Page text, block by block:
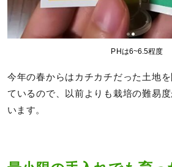
PHは6~6.5程度
今年の春からはカチカチだった土地
ているので、以前よりも栽培の難易
います。